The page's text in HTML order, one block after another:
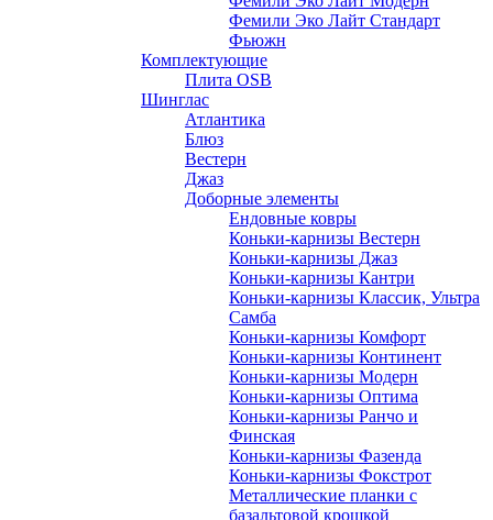
Фемили Эко Лайт Стандарт
Фьюжн
Комплектующие
Плита OSB
Шинглас
Атлантика
Блюз
Вестерн
Джаз
Доборные элементы
Ендовные ковры
Коньки-карнизы Вестерн
Коньки-карнизы Джаз
Коньки-карнизы Кантри
Коньки-карнизы Классик, Ультра
Самба
Коньки-карнизы Комфорт
Коньки-карнизы Континент
Коньки-карнизы Модерн
Коньки-карнизы Оптима
Коньки-карнизы Ранчо и
Финская
Коньки-карнизы Фазенда
Коньки-карнизы Фокстрот
Металлические планки с
базальтовой крошкой